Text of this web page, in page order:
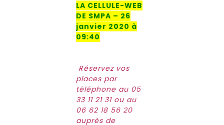
LA CELLULE-WEB
DE SMPA – 26
janvier 2020 à
09:40
Réservez vos
places par
téléphone au 05
33 11 21 31 ou au
06 62 18 56 20
auprès de